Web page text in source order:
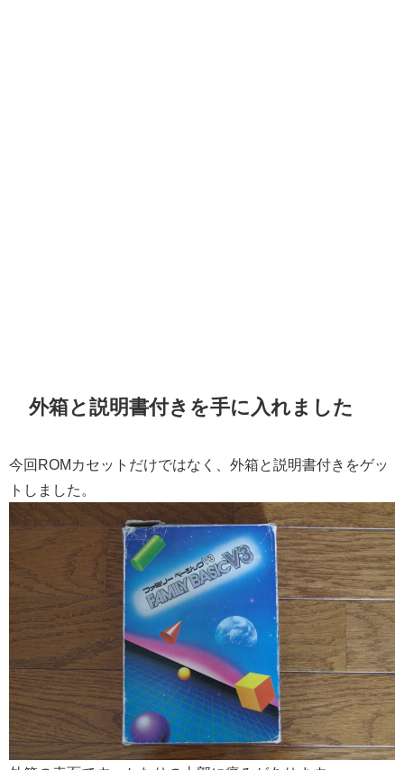
外箱と説明書付きを手に入れました
今回ROMカセットだけではなく、外箱と説明書付きをゲッ
トしました。